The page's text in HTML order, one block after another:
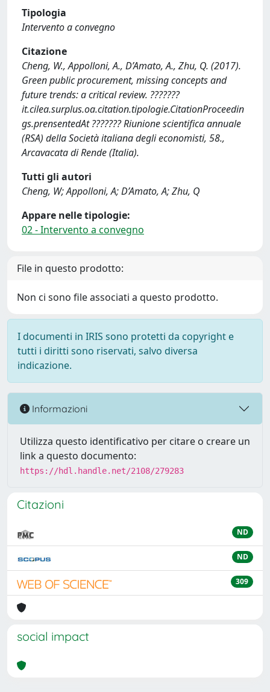
Tipologia
Intervento a convegno
Citazione
Cheng, W., Appolloni, A., D’Amato, A., Zhu, Q. (2017).
Green public procurement, missing concepts and
future trends: a critical review. ???????
it.cilea.surplus.oa.citation.tipologie.CitationProceedin
gs.prensentedAt ??????? Riunione scientifica annuale
(RSA) della Società italiana degli economisti, 58.,
Arcavacata di Rende (Italia).
Tutti gli autori
Cheng, W; Appolloni, A; D’Amato, A; Zhu, Q
Appare nelle tipologie:
02 - Intervento a convegno
File in questo prodotto:
Non ci sono file associati a questo prodotto.
I documenti in IRIS sono protetti da copyright e
tutti i diritti sono riservati, salvo diversa
indicazione.
Informazioni
Utilizza questo identificativo per citare o creare un
link a questo documento:
https://hdl.handle.net/2108/279283
Citazioni
ND
ND
309
social impact